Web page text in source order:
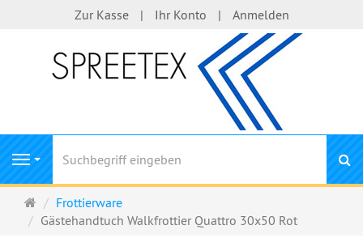
Zur Kasse Ihr Konto Anmelden
Navigation
Startseite
Frottierware
Gästehandtuch Walkfrottier Quattro 30x50 Rot